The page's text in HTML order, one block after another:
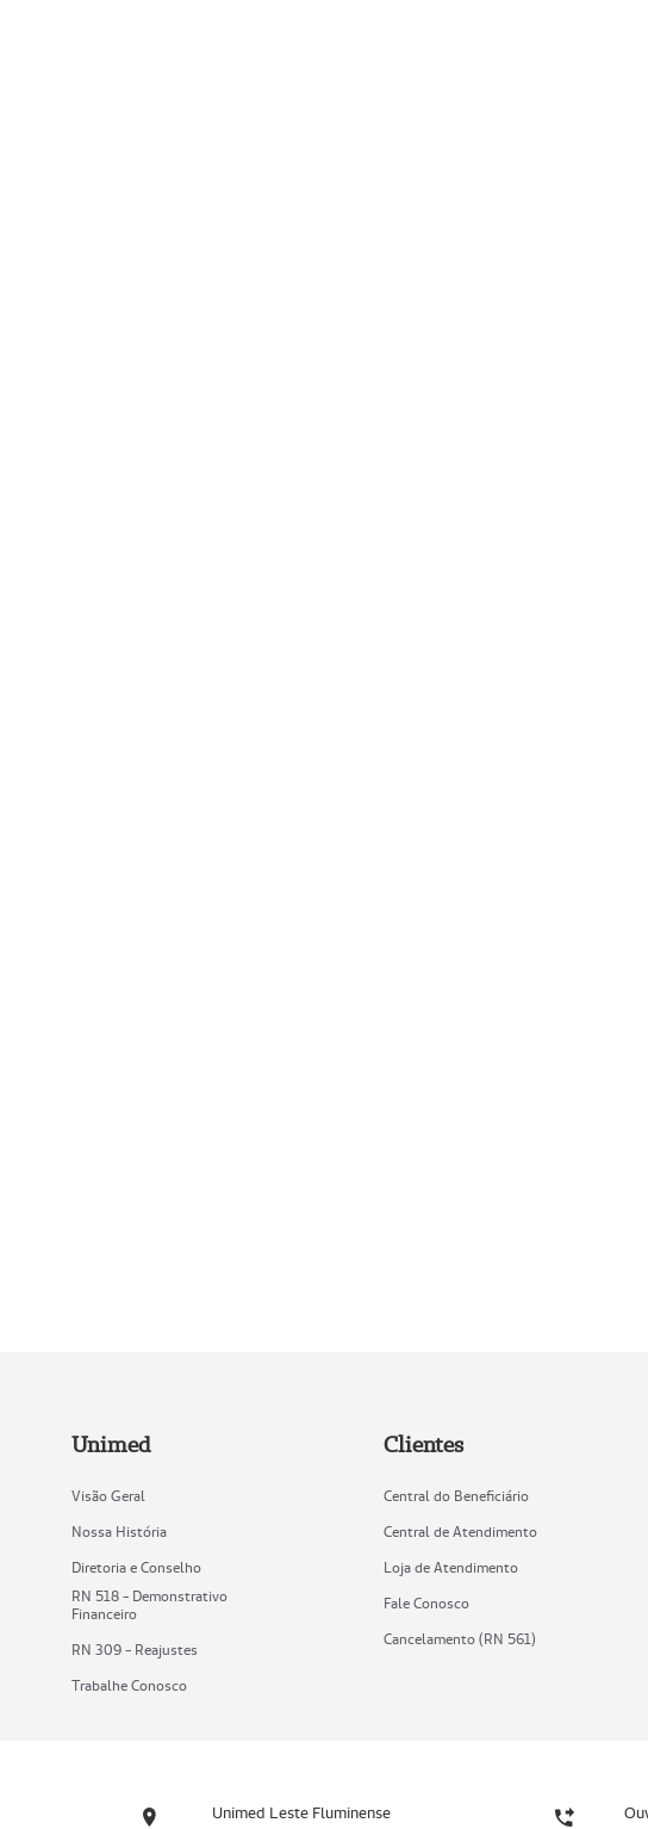
Unimed
Visão Geral
Nossa História
Diretoria e Conselho
RN 518 - Demonstrativo
Financeiro
RN 309 - Reajustes
Trabalhe Conosco
Clientes
Central do Beneficiário
Central de Atendimento
Loja de Atendimento
Fale Conosco
Cancelamento (RN 561)
Unimed Leste Fluminense